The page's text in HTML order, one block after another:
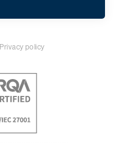
Privacy policy